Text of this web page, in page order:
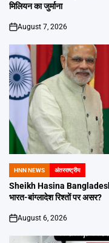
मिलियन का जुर्माना
on
August 7, 2026
POSTED
IN
HNN NEWS अंतरराष्ट्रीय
Sheikh Hasina Bangladesh
भारत-बांग्लादेश रिश्तों पर असर?
on
August 6, 2026